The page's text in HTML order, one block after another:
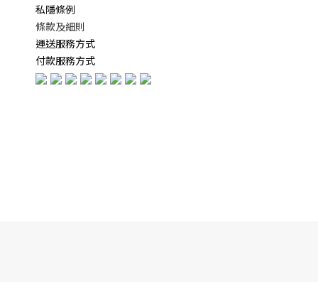
私隱條例
條款及細則
運送服務方式
付款服務方式